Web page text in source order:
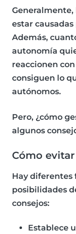
Generalmente,
estar
Además,
autonomía
reaccionen
consiguen lo
autónomos.
Pero, ¿cómo
algunos
Cómo
Hay diferentes
posibilidades
consejos:
Establece